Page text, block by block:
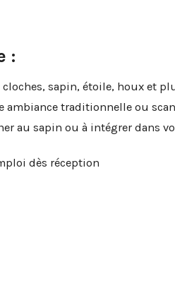
:
sapin, étoile, houx et
ambiance traditionnelle ou
au sapin ou à intégrer dans
dès réception